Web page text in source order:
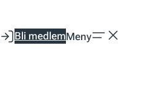
Bli medlemMeny